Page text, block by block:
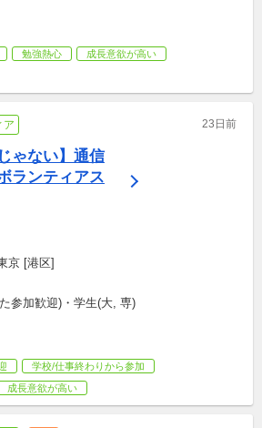
勉強熱心
成長意欲が高い
ア 23日前
ゃない】通信
ランティアス
京 [港区]
参加歓迎)・学生(大, 専)
学校/仕事終わりから参加
成長意欲が高い